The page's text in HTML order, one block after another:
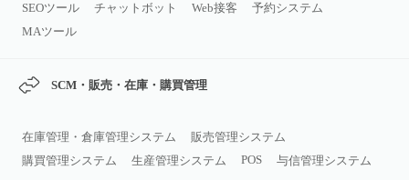
SEOツール
チャットボット Web接客
予約システム
MAツール
SCM・販売・在庫・購買管理
在庫管理・倉庫管理システム
販売管理システム
購買管理システム
生産管理システム POS 与信管理システム